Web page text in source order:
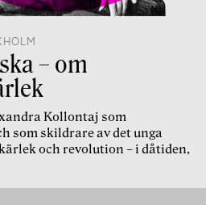
– om
Kollontaj som
som skildrare av det unga
och revolution – i dåtiden,